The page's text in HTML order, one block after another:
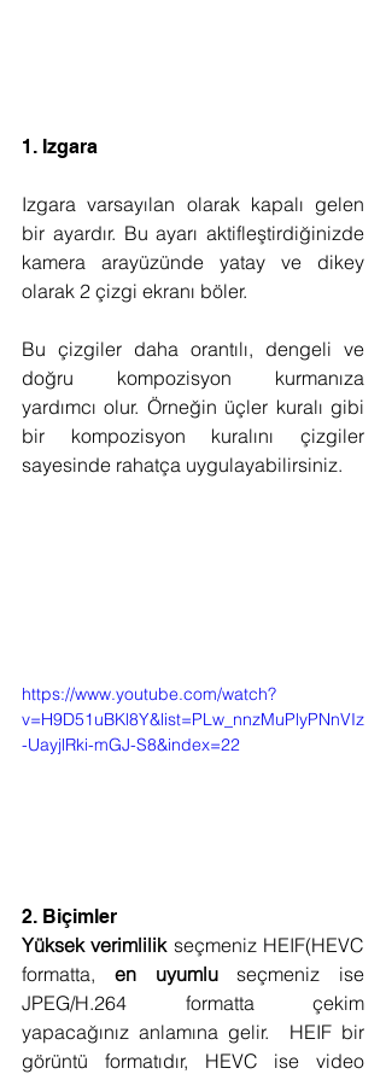
1. Izgara
Izgara varsayılan olarak kapalı gelen
bir ayardır. Bu ayarı aktifleştirdiğinizde
kamera arayüzünde yatay ve dikey
olarak 2 çizgi ekranı böler.
Bu çizgiler daha orantılı, dengeli ve
doğru kompozisyon kurmanıza
yardımcı olur. Örneğin üçler kuralı gibi
bir kompozisyon kuralını çizgiler
sayesinde rahatça uygulayabilirsiniz.
https://www.youtube.com/watch?
v=H9D51uBKl8Y&list=PLw_nnzMuPlyPNnVIz
-UayjlRki-mGJ-S8&index=22
2. Biçimler
Yüksek verimlilik seçmeniz HEIF(HEVC
formatta, en uyumlu seçmeniz ise
JPEG/H.264 formatta çekim
yapacağınız anlamına gelir.  HEIF bir
görüntü formatıdır, HEVC ise video